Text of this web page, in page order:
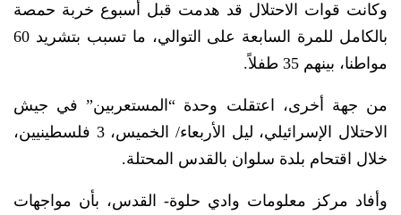
وكانت قوات الاحتلال قد هدمت قبل أسبوع خربة حمصة
بالكامل للمرة السابعة على التوالي، ما تسبب بتشريد 60
مواطنا، بينهم 35 طفلاً.
من جهة أخرى، اعتقلت وحدة “المستعربين” في جيش
الاحتلال الإسرائيلي، ليل الأربعاء/ الخميس، 3 فلسطينيين،
خلال اقتحام بلدة سلوان بالقدس المحتلة.
وأفاد مركز معلومات وادي حلوة- القدس، بأن مواجهات